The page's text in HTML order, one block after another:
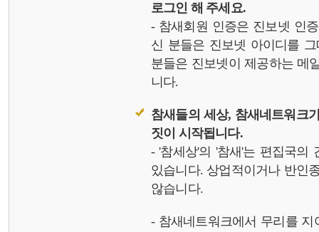
로그인 해 주세요.
- 참새회원 인증은 진보넷 인
신 분들은 진보넷 아이디를
분들은 진보넷이 제공하는 메
니다.
참새들의 세상, 참새네트워크
짓이 시작됩니다.
- '참세상'의 '참새'는 편집국의
있습니다. 상업적이거나 반인
않습니다.
- 참새네트워크에서 무리를